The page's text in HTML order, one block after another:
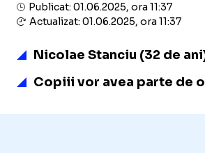
Publicat: 01.06.2025, ora 11:37
Actualizat: 01.06.2025, ora 11:37
Nicolae Stanciu (32 de
Copiii vor avea parte de